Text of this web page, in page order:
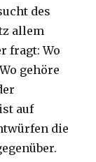
des
allem
fragt: Wo
gehöre
auf
die